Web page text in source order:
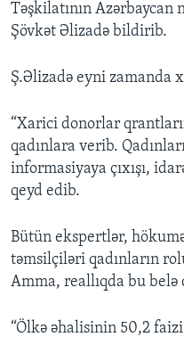
Təşkilatının
Şövkət Əlizadə bildirib.
Ş.Əlizadə eyni zamanda
“Xarici donorlar
qadınlara verib.
informasiyaya çıxışı,
qeyd edib.
Bütün ekspertlər,
təmsilçiləri qadınların
Amma, reallıqda bu belə
“Ölkə əhalisinin 50,2 faizi